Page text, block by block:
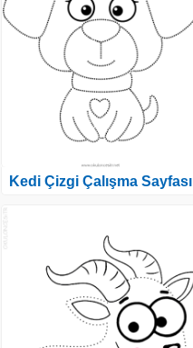
Kedi Çizgi Çalışma Sayfası